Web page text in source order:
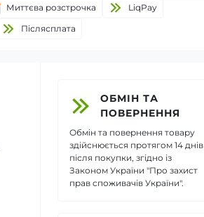
Миттєва розстрочка
LiqPay
Пiслясплата
ОБМІН ТА
ПОВЕРНЕННЯ
Обмін та повернення товару
здійснюється протягом 14 днів
після покупки, згідно із
Законом України "Про захист
прав споживачів України".